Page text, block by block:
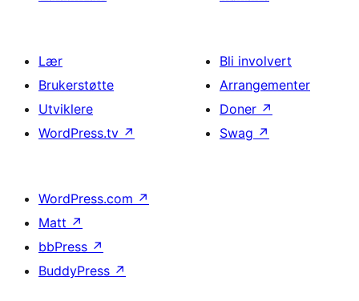
Lær
Brukerstøtte
Utviklere
WordPress.tv ↗
Bli involvert
Arrangementer
Doner ↗
Swag ↗
WordPress.com ↗
Matt ↗
bbPress ↗
BuddyPress ↗